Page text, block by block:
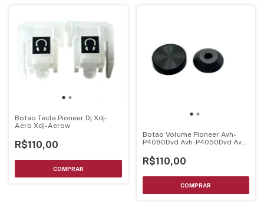
Botao Tecla Pioneer Dj Xdj-
Aero Xdj-Aerow
R$110,00
Botao Volume Pioneer Avh-
P4080Dvd Avh-P4050Dvd Avh-
Composto Por Duas Partes 7
R$110,00